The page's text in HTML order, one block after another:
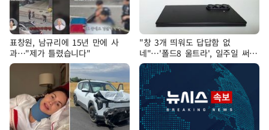
표창원, 남규리에 15년 만에 사
과…"제가 틀렸습니다"
"창 3개 띄워도 답답함 없
네"…'폴드8 울트라', 일주일 써보
니